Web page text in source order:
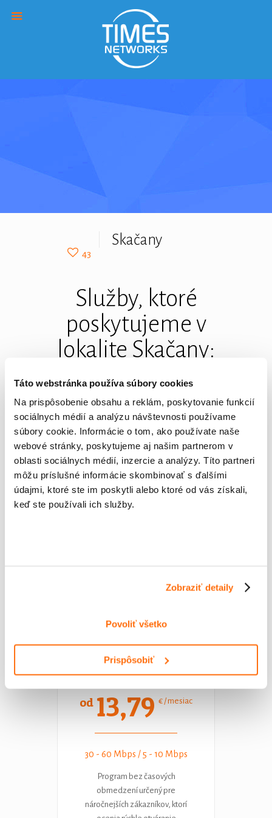
43
Skačany
Služby, ktoré
poskytujeme v
lokalite Skačany:
Standard+
od 9,99 € / mesiac
15 - 25 Mbps / 3 - 6 Mbps
Program bez dátových a časových
telefonovanie, počúvanie rádia v
LTU
od 13,79 € / mesiac
30 - 60 Mbps / 5 - 10 Mbps
Program bez časových
obmedzení určený pre
náročnejších zákazníkov, ktorí
Táto webstránka používa súbory cookies
Na prispôsobenie obsahu a reklám, poskytovanie funkcií
sociálnych médií a analýzu návštevnosti používame
súbory cookie. Informácie o tom, ako používate naše
webové stránky, poskytujeme aj našim partnerom v
oblasti sociálnych médií, inzercie a analýzy. Títo partneri
môžu príslušné informácie skombinovať s ďalšími
údajmi, ktoré ste im poskytli alebo ktoré od vás získali,
keď ste používali ich služby.
Zobraziť detaily
Prispôsobiť
Povoliť všetko